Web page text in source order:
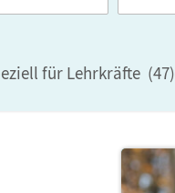
für Lehrkräfte (47)